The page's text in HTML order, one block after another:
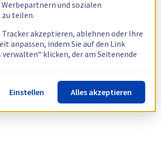
und sozialen
teilen.
Tracker akzeptieren, ablehnen oder Ihre
anpassen, indem Sie auf den Link
verwalten“ klicken, der am Seitenende
finden Sie in unsererRichtlinie
von Cookies.
Einstellen Alles akzeptieren